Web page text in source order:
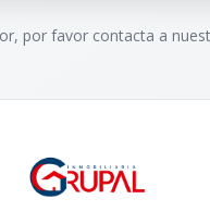
por favor contacta a